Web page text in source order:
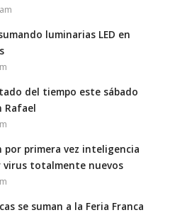
luminarias LED en
del tiempo este sábado
Rafael
por primera vez inteligencia
virus totalmente nuevos
se suman a la Feria Franca